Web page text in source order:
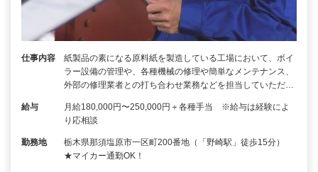
仕事内容
紙製品の素になる原料紙を製造している工場において、ボイ
ラー設備の管理や、各種機械の修理や簡単なメンテナンス、
外部の修理業者との打ち合わせ業務などを担当していただ…
給与
月給180,000円〜250,000円＋各種手当 ※給与は経験によ
り応相談
勤務地
栃木県那須塩原市一区町200番地（「野崎駅」徒歩15分）
★マイカー通勤OK！